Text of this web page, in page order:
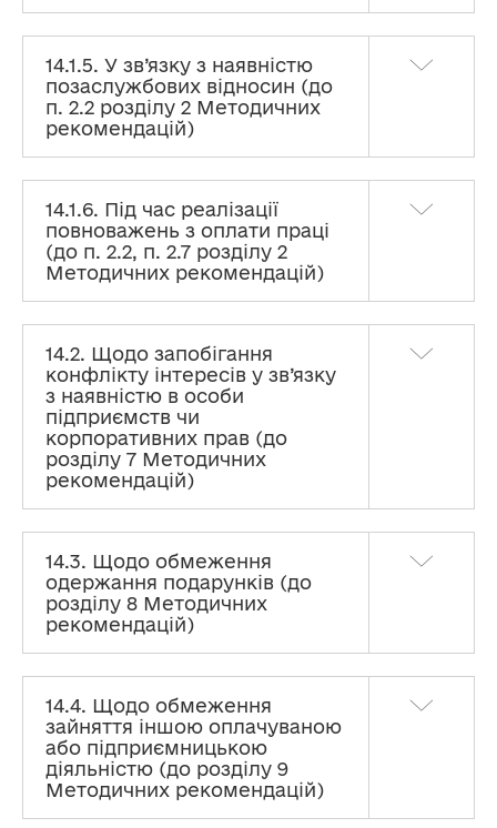
Конфлікт інтересів
Преамбула та перелік скорочень
14.1.5. У зв’язку з наявністю
позаслужбових відносин (до
п. 2.2 розділу 2 Методичних
рекомендацій)
14.1.6. Під час реалізації
повноважень з оплати праці
(до п. 2.2, п. 2.7 розділу 2
Методичних рекомендацій)
14.2. Щодо запобігання
конфлікту інтересів у зв’язку
з наявністю в особи
підприємств чи
корпоративних прав (до
розділу 7 Методичних
рекомендацій)
14.3. Щодо обмеження
одержання подарунків (до
розділу 8 Методичних
рекомендацій)
14.4. Щодо обмеження
зайняття іншою оплачуваною
або підприємницькою
діяльністю (до розділу 9
Методичних рекомендацій)